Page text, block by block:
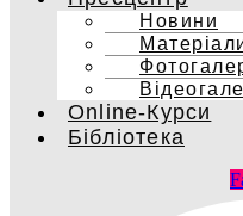
Новини
Online-Курси
Бібліотека